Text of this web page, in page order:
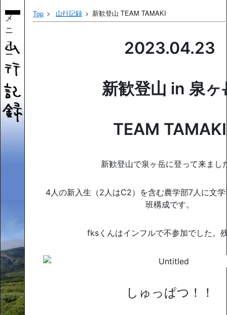
メ
ニ
ュ
ー
Top 山行記録 新歓登山 TEAM TAMAKI
2023.04.23
新歓登山 in 泉ヶ
TEAM TAMAKI
新歓登山で泉ヶ岳に登って来まし
4人の新入生（2人はC2）を含む農学部7人に文
班構成です。
fksくんはインフルで不参加でした。
しゅっぱつ！！